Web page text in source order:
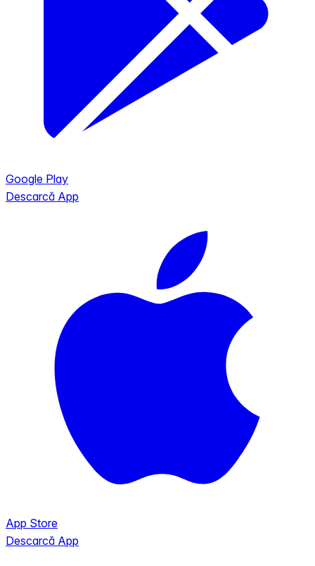
Google Play
Descarcă App
App Store
Descarcă App